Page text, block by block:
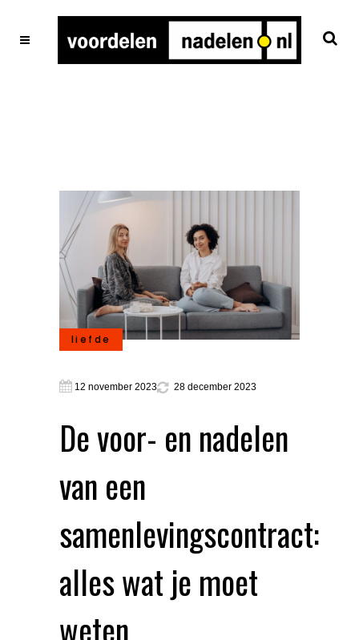
liefde
12 november 2023 28 december 2023
De voor- en nadelen
van een
samenlevingscontract:
alles wat je moet
weten